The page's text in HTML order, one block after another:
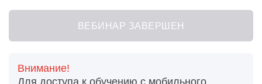
ВЕБИНАР ЗАВЕРШЕН
Внимание!
Для доступа к обучению с мобильного